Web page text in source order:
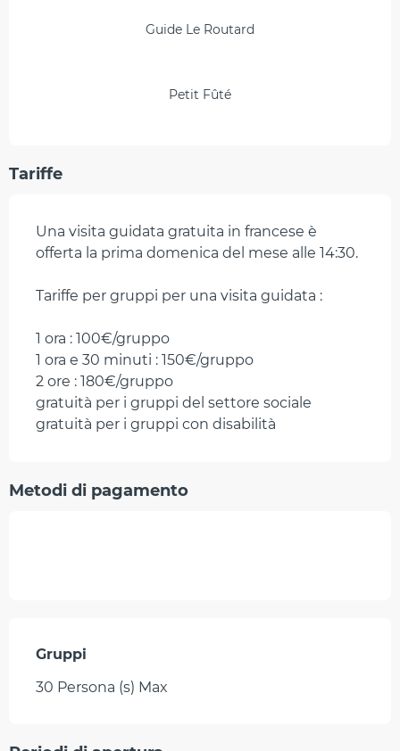
Guide Le Routard
Petit Fûté
Tariffe
Una visita guidata gratuita in francese è
offerta la prima domenica del mese alle 14:30.
Tariffe per gruppi per una visita guidata :
1 ora : 100€/gruppo
1 ora e 30 minuti : 150€/gruppo
2 ore : 180€/gruppo
gratuità per i gruppi del settore sociale
gratuità per i gruppi con disabilità
Metodi di pagamento
Gruppi
Gruppi
30 Persona (s) Max